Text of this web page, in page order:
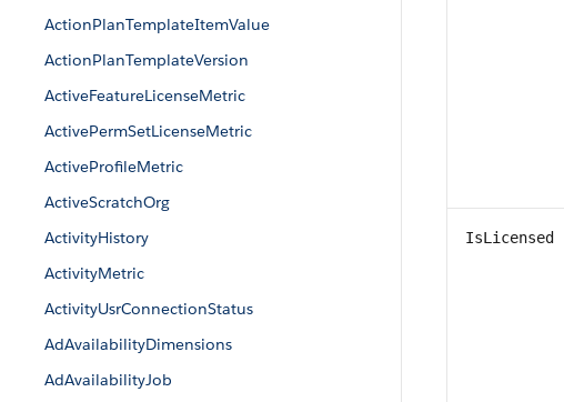
ActionPlanTemplateItemValue
ActionPlanTemplateVersion
ActiveFeatureLicenseMetric
ActivePermSetLicenseMetric
ActiveProfileMetric
ActiveScratchOrg
ActivityHistory
ActivityMetric
ActivityUsrConnectionStatus
AdAvailabilityDimensions
AdAvailabilityJob
IsLicensed